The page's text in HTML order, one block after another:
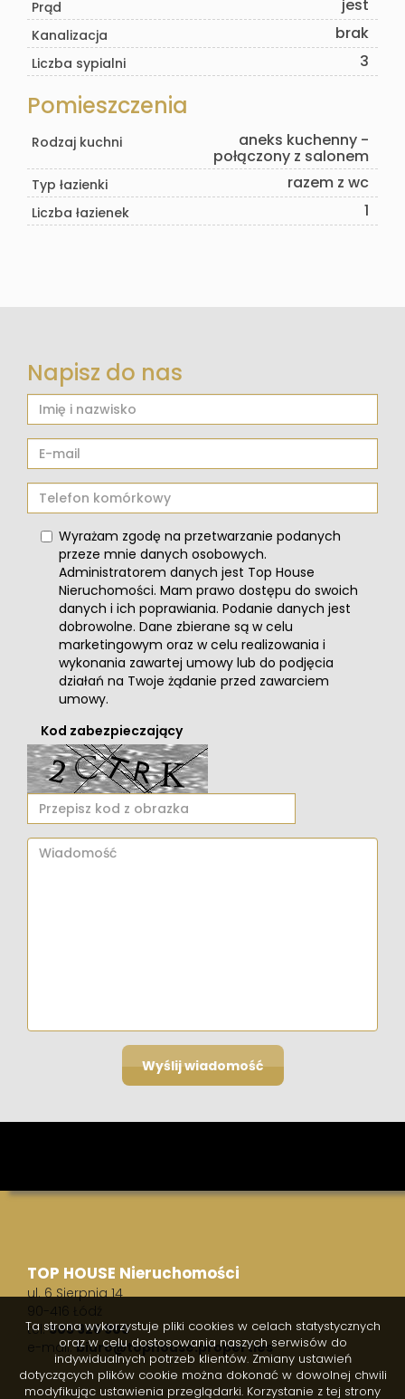
Prąd jest
Kanalizacja brak
Liczba sypialni 3
Pomieszczenia
Rodzaj kuchni aneks kuchenny -
połączony z salonem
Typ łazienki razem z wc
Liczba łazienek 1
Napisz do nas
Wyrażam zgodę na przetwarzanie podanych
przeze mnie danych osobowych.
Administratorem danych jest Top House
Nieruchomości. Mam prawo dostępu do swoich
danych i ich poprawiania. Podanie danych jest
dobrowolne. Dane zbierane są w celu
marketingowym oraz w celu realizowania i
wykonania zawartej umowy lub do podjęcia
działań na Twoje żądanie przed zawarciem
umowy.
Kod zabezpieczający
TOP HOUSE Nieruchomości
ul. 6 Sierpnia 14
90-416 Łódź
tel.505 926 900
e-mail:biuro@tophouse.properties
Ta strona wykorzystuje pliki cookies w celach statystycznych
oraz w celu dostosowania naszych serwisów do
indywidualnych potrzeb klientów. Zmiany ustawień
dotyczących plików cookie można dokonać w dowolnej chwili
modyfikując ustawienia przeglądarki. Korzystanie z tej strony